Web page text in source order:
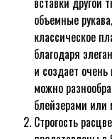
объемные
классическое
благодаря
и создает
можно
блейзерами
Строгость